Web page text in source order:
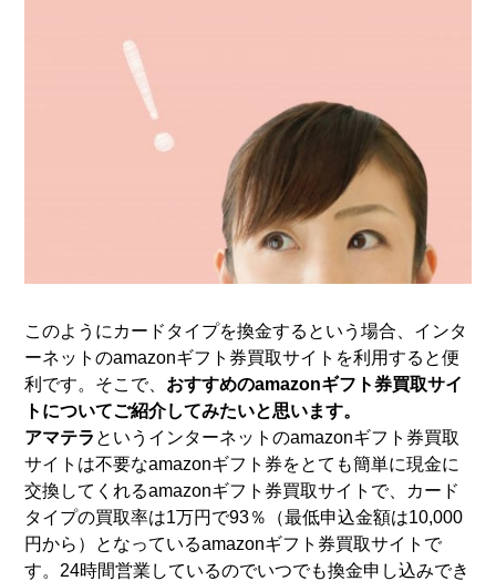
このようにカードタイプを換金するという場合、インタ
ーネットのamazonギフト券買取サイトを利用すると便
利です。そこで、 おすすめのamazonギフト券買取サイ
トについてご紹介してみたいと思います。
アマテラ というインターネットのamazonギフト券買取
サイトは不要なamazonギフト券をとても簡単に現金に
交換してくれるamazonギフト券買取サイトで、カード
タイプの買取率は1万円で93％（最低申込金額は10,000
円から）となっているamazonギフト券買取サイトで
す。24時間営業しているのでいつでも換金申し込みでき